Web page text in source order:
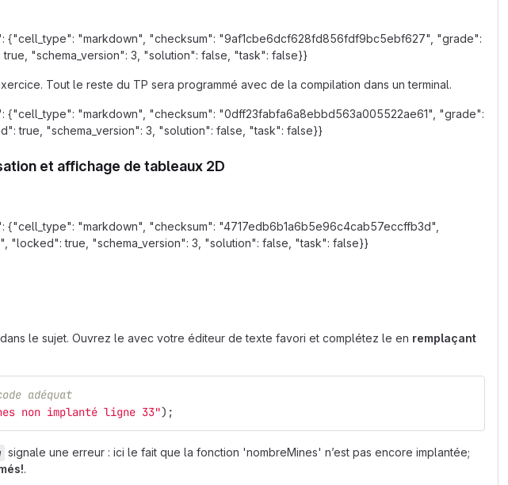
"markdown", "checksum": "9af1cbe6dcf628fd856fdf9bc5ebf627", "grade":
"schema_version": 3, "solution": false, "task": false}}
Tout le reste du TP sera programmé avec de la compilation dans un terminal.
"markdown", "checksum": "0dff23fabfa6a8ebbd563a005522ae61", "grade":
true, "schema_version": 3, "solution": false, "task": false}}
et affichage de tableaux 2D
"markdown", "checksum": "4717edb6b1a6b5e96c4cab57eccffb3d",
true, "schema_version": 3, "solution": false, "task": false}}
le sujet. Ouvrez le avec votre éditeur de texte favori et complétez le en remplaçant
adéquat
non implanté ligne 33");
signale une erreur : ici le fait que la fonction 'nombreMines' n’est pas encore implantée;
.